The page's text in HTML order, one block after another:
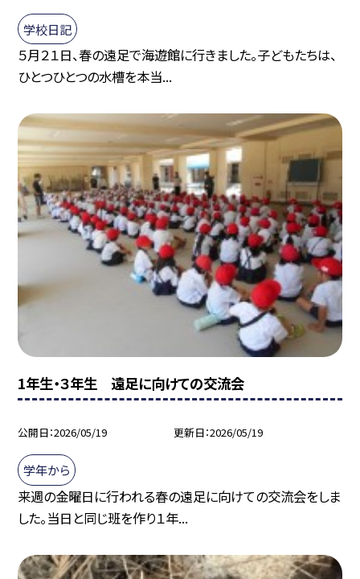
学校日記
５月２１日、春の遠足で海遊館に行きました。子どもたちは、
ひとつひとつの水槽を本当...
1年生・３年生 遠足に向けての交流会
公開日 2026/05/19 更新日 2026/05/19
学年から
来週の金曜日に行われる春の遠足に向けての交流会をしま
した。当日と同じ班を作り１年...